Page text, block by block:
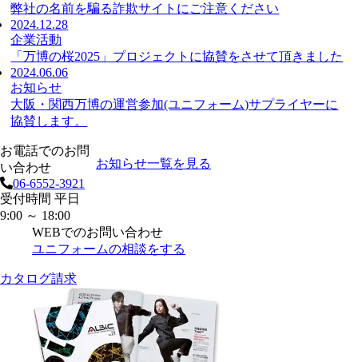
弊社の名前を騙る詐欺サイトにご注意ください
2024.12.28
企業活動
「万博の桜2025」プロジェクトに協賛をさせて頂きました
2024.06.06
お知らせ
大阪・関西万博の運営参加(ユニフォーム)サプライヤーに
協賛します。
お知らせ一覧を見る
お電話でのお問
い合わせ
06-6552-3921
受付時間 平日
9:00 ～ 18:00
WEBでのお問い合わせ
ユニフォームの相談をする
カタログ請求